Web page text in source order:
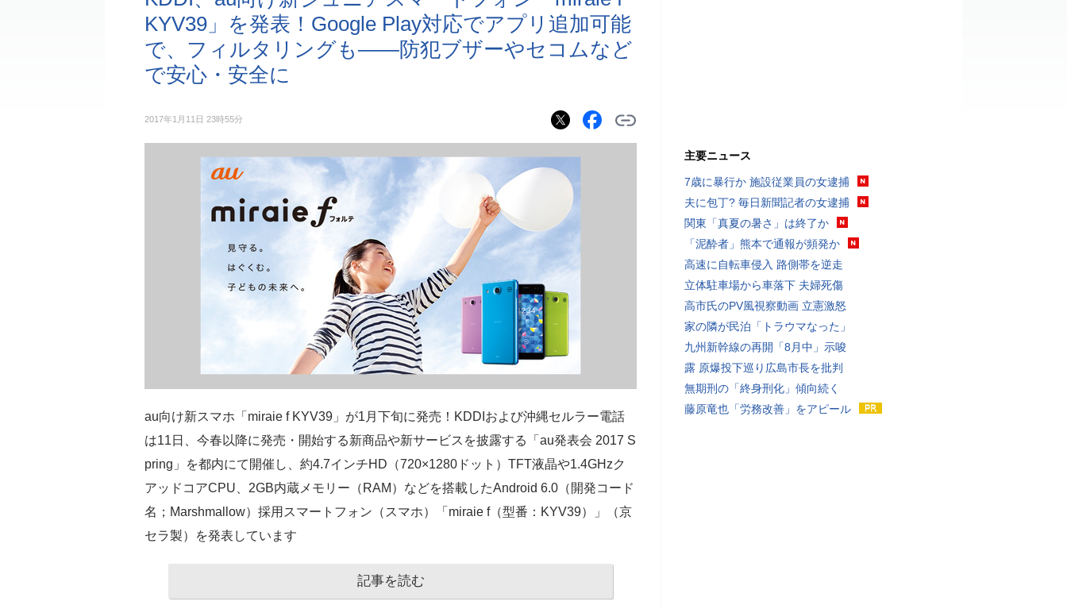
KYV39」を発表！Google Play対応でアプリ追加可能
で、フィルタリングも――防犯ブザーやセコムなど
で安心・安全に
2017年1月11日 23時55分
au向け新スマホ「miraie f KYV39」が1月下旬に発売！KDDIおよび沖縄セルラー電話
は11日、今春以降に発売・開始する新商品や新サービスを披露する「au発表会 2017 S
pring」を都内にて開催し、約4.7インチHD（720×1280ドット）TFT液晶や1.4GHzク
アッドコアCPU、2GB内蔵メモリー（RAM）などを搭載したAndroid 6.0（開発コード
名；Marshmallow）採用スマートフォン（スマホ）「miraie f（型番：KYV39）」（京
セラ製）を発表しています
記事を読む
主要ニュース
7歳に暴行か 施設従業員の女逮捕
夫に包丁? 毎日新聞記者の女逮捕
関東「真夏の暑さ」は終了か
「泥酔者」熊本で通報が頻発か
高速に自転車侵入 路側帯を逆走
立体駐車場から車落下 夫婦死傷
高市氏のPV風視察動画 立憲激怒
家の隣が民泊「トラウマなった」
九州新幹線の再開「8月中」示唆
露 原爆投下巡り広島市長を批判
無期刑の「終身刑化」傾向続く
藤原竜也「労務改善」をアピール